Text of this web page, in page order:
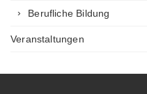
Berufliche Bildung
Veranstaltungen